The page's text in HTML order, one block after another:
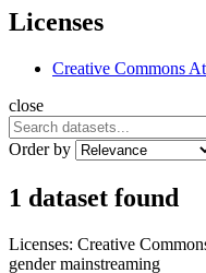
Licenses
Creative Commons
close
Order by
1 dataset found
Licenses: Creative
gender mainstreaming